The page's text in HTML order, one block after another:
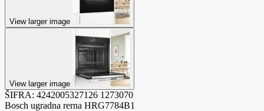
View larger image
View larger image
ŠIFRA: 4242005327126 1273070
Bosch ugradna rerna HRG7784B1